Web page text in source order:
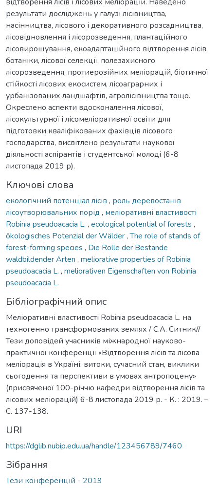
результати досліджень у галузі лісівництва,
насінництва, лісового і декоративного розсадництва,
лісовідновлення і лісорозведення, плантаційного
лісовирощування, екоадаптаційного відтворення лісів,
ботаніки, лісової селекції, полезахисного
лісорозведення, протиерозійних меліорацій, біотичної
стійкості лісових екосистем, лісоаграрних і
урбанізованих ландшафтів, агролісівництва тощо.
Окреслено аспекти вдосконалення лісової,
лісокультурної і лісомеліоративної освіти для
підготовки кваліфікованих фахівців лісового
господарства, висвітлено результати наукової
діяльності аспірантів і студентської молоді (6-8
листопада 2019 р).
Ключові слова
екологічний потенціал лісів , роль деревостанів
лісоутворювальних порід , меліоративні властивості
Robinia pseudoacacia L. , ecological potential of forests ,
ökologisches Potenzial der Wälder,The role of stands of
forest-forming species , Die Rolle der Bestände
waldbildender Arten , meliorative properties of Robinia
pseudoacacia L. , meliorativen Eigenschaften von Robinia
pseudoacacia L.
Бібліографічний опис
Меліоративні властивості Robinia pseudoacacia L. на
техногенно трансформованих землях / С.А. Ситник//
Тези доповідей учасників міжнародної науково-
практичної конференції «Відтворення лісів та лісова
меліорація в Україні: витоки, сучасний стан, виклики
сьогодення та перспективи в умовах антропоцену»
(присвяченої 100-річчю кафедри відтворення лісів та
лісових меліорацій) 6-8 листопада 2019 р. - К. : 2019. –
С. 137-138.
URI
https://dglib.nubip.edu.ua/handle/123456789/7460
Зібрання
Тези конференцій - 2019